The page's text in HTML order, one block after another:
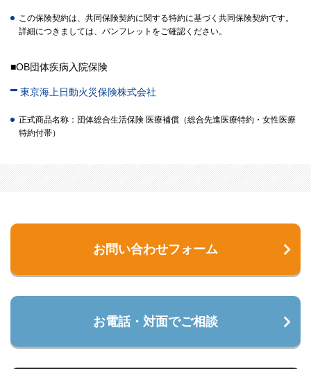
この保険契約は、共同保険契約に関する特約に基づく共同保険契約です。
詳細につきましては、パンフレットをご確認ください。
■OB団体疾病入院保険
東京海上日動火災保険株式会社
正式商品名称：団体総合生活保険 医療補償（総合先進医療特約・女性医療
特約付帯）
お問い合わせフォーム
お電話・対面でご相談